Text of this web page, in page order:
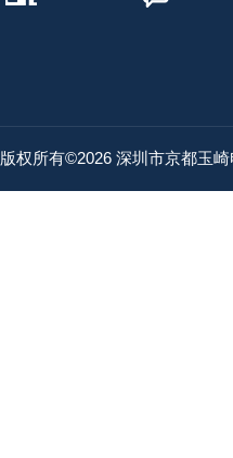
版权所有©2026 深圳市京都玉